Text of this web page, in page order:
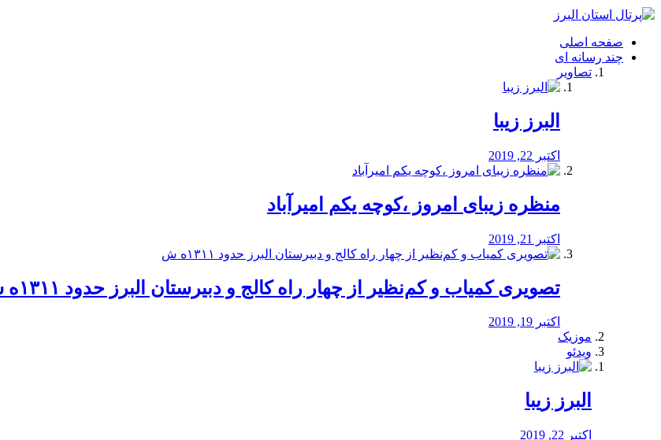
فصد
شرق
تهران
خشکشویی
صفحه اصلی
چند رسانه ای
تصاویر
البرز زیبا
اکتبر 22, 2019
منظره‌‌ زیبای امروز ،کوچه یکم امیرآباد
اکتبر 21, 2019
️تصویری کمیاب و کم‌نظیر از چهار راه كالج و دبيرستان البرز حدود ۱۳۱۱ه ش
اکتبر 19, 2019
موزیک
ویدئو
البرز زیبا
اکتبر 22, 2019